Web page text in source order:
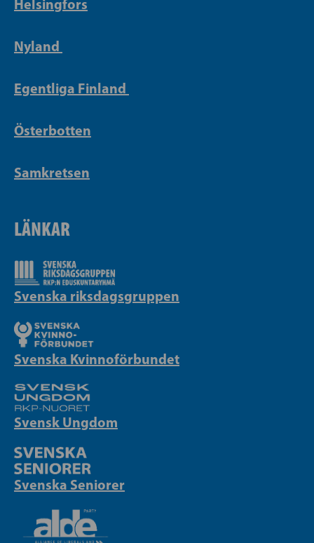
Helsingfors
Nyland
Egentliga Finland
Österbotten
Samkretsen
LÄNKAR
Svenska riksdagsgruppen
Svenska Kvinnoförbundet
Svensk Ungdom
Svenska Seniorer